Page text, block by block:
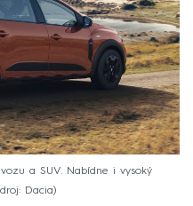
a SUV. Nabídne i vysoký
Dacia